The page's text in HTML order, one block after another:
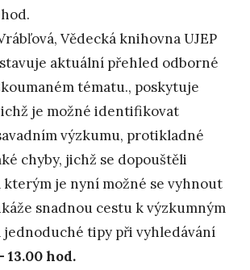
Vědecká knihovna UJEP
aktuální přehled odborné
tématu., poskytuje
je možné identifikovat
výzkumu, protikladné
chyby, jichž se dopouštěli
kterým je nyní možné se vyhnout
snadnou cestu k výzkumným
jednoduché tipy při vyhledávání
13.00 hod.